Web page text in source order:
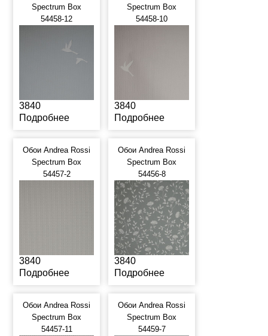
Spectrum Box
54458-12
3840
Подробнее
Spectrum Box
54458-10
3840
Подробнее
Обои Andrea Rossi
Spectrum Box
54457-2
3840
Подробнее
Обои Andrea Rossi
Spectrum Box
54456-8
3840
Подробнее
Обои Andrea Rossi
Spectrum Box
54457-11
Обои Andrea Rossi
Spectrum Box
54459-7